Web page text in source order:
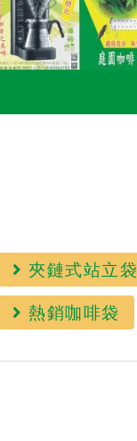
夾鏈式站立袋
熱銷咖啡袋